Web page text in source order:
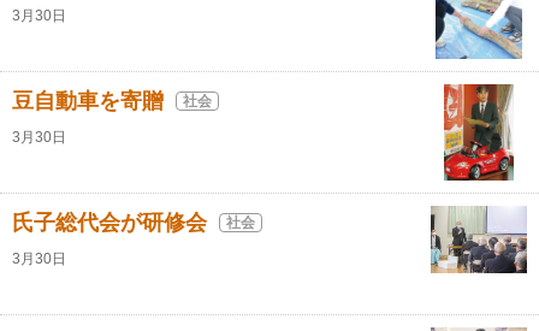
3月30日
豆自動車を寄贈 社会
3月30日
氏子総代会が研修会 社会
3月30日